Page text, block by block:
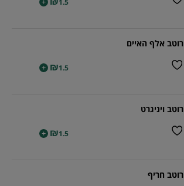
1.5
+
רוטב אלף האיים
₪1.5
+
רוטב ויניגרט
₪1.5
+
רוטב חריף